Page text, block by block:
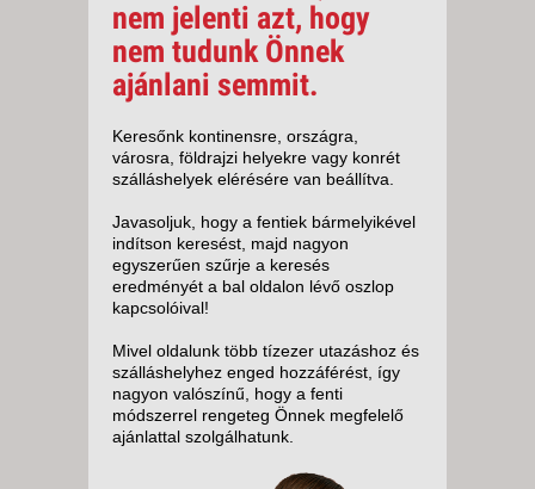
nem jelenti azt, hogy
nem tudunk Önnek
ajánlani semmit.
Keresőnk kontinensre, országra,
városra, földrajzi helyekre vagy konrét
szálláshelyek elérésére van beállítva.
Javasoljuk, hogy a fentiek bármelyikével
indítson keresést, majd nagyon
egyszerűen szűrje a keresés
eredményét a bal oldalon lévő oszlop
kapcsolóival!
Mivel oldalunk több tízezer utazáshoz és
szálláshelyhez enged hozzáférést, így
nagyon valószínű, hogy a fenti
módszerrel rengeteg Önnek megfelelő
ajánlattal szolgálhatunk.